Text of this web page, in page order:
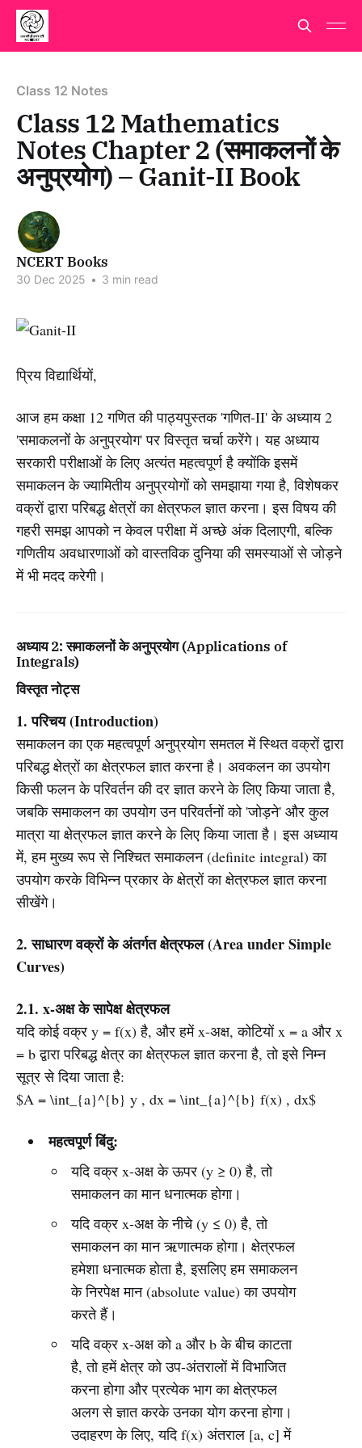
Class 12 Notes
Class 12 Mathematics
Notes Chapter 2 (समाकलनों के
अनुप्रयोग) – Ganit-II Book
NCERT Books
30 Dec 2025 • 3 min read
प्रिय विद्यार्थियों,
आज हम कक्षा 12 गणित की पाठ्यपुस्तक 'गणित-II' के अध्याय 2
'समाकलनों के अनुप्रयोग' पर विस्तृत चर्चा करेंगे। यह अध्याय
सरकारी परीक्षाओं के लिए अत्यंत महत्वपूर्ण है क्योंकि इसमें
समाकलन के ज्यामितीय अनुप्रयोगों को समझाया गया है, विशेषकर
वक्रों द्वारा परिबद्ध क्षेत्रों का क्षेत्रफल ज्ञात करना। इस विषय की
गहरी समझ आपको न केवल परीक्षा में अच्छे अंक दिलाएगी, बल्कि
गणितीय अवधारणाओं को वास्तविक दुनिया की समस्याओं से जोड़ने
में भी मदद करेगी।
अध्याय 2: समाकलनों के अनुप्रयोग (Applications of
Integrals)
विस्तृत नोट्स
1. परिचय (Introduction)
समाकलन का एक महत्वपूर्ण अनुप्रयोग समतल में स्थित वक्रों द्वारा
परिबद्ध क्षेत्रों का क्षेत्रफल ज्ञात करना है। अवकलन का उपयोग
किसी फलन के परिवर्तन की दर ज्ञात करने के लिए किया जाता है,
जबकि समाकलन का उपयोग उन परिवर्तनों को 'जोड़ने' और कुल
मात्रा या क्षेत्रफल ज्ञात करने के लिए किया जाता है। इस अध्याय
में, हम मुख्य रूप से निश्चित समाकलन (definite integral) का
उपयोग करके विभिन्न प्रकार के क्षेत्रों का क्षेत्रफल ज्ञात करना
सीखेंगे।
2. साधारण वक्रों के अंतर्गत क्षेत्रफल (Area under Simple
Curves)
2.1. x-अक्ष के सापेक्ष क्षेत्रफल
यदि कोई वक्र y = f(x) है, और हमें x-अक्ष, कोटियों x = a और x
= b द्वारा परिबद्ध क्षेत्र का क्षेत्रफल ज्ञात करना है, तो इसे निम्न
सूत्र से दिया जाता है:
$A = \int_{a}^{b} y , dx = \int_{a}^{b} f(x) , dx$
महत्वपूर्ण बिंदु:
यदि वक्र x-अक्ष के ऊपर (y ≥ 0) है, तो
समाकलन का मान धनात्मक होगा।
यदि वक्र x-अक्ष के नीचे (y ≤ 0) है, तो
समाकलन का मान ऋणात्मक होगा। क्षेत्रफल
हमेशा धनात्मक होता है, इसलिए हम समाकलन
के निरपेक्ष मान (absolute value) का उपयोग
करते हैं।
यदि वक्र x-अक्ष को a और b के बीच काटता
है, तो हमें क्षेत्र को उप-अंतरालों में विभाजित
करना होगा और प्रत्येक भाग का क्षेत्रफल
अलग से ज्ञात करके उनका योग करना होगा।
उदाहरण के लिए, यदि f(x) अंतराल [a, c] में